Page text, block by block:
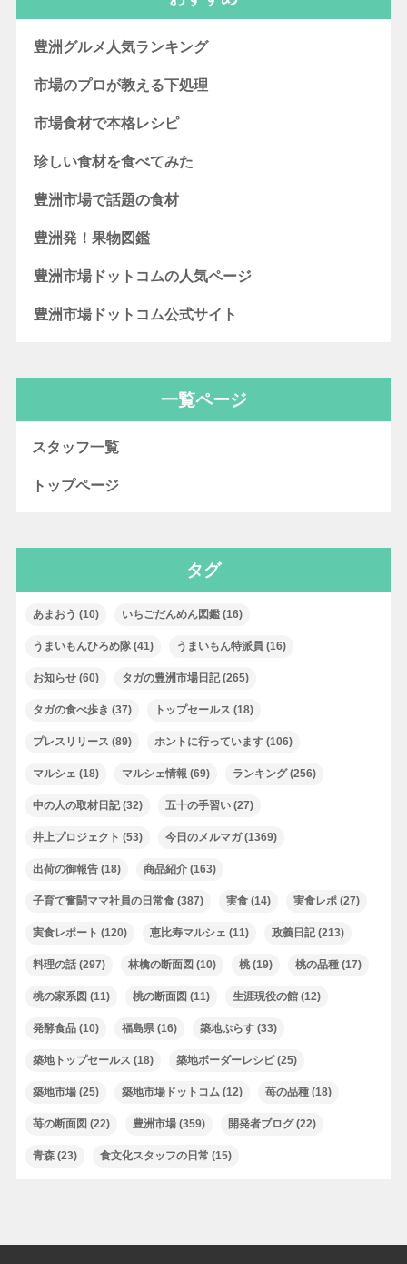
豊洲グルメ人気ランキング
市場のプロが教える下処理
市場食材で本格レシピ
珍しい食材を食べてみた
豊洲市場で話題の食材
豊洲発！果物図鑑
豊洲市場ドットコムの人気ページ
豊洲市場ドットコム公式サイト
一覧ページ
スタッフ一覧
トップページ
タグ
あまおう (10) いちごだんめん図鑑(16)
うまいもんひろめ隊(41) うまいもん特派員 (16)
お知らせ(60) タガの豊洲市場日記(265)
タガの食べ歩き (37) トップセールス (18)
プレスリリース (89) ホントに行っています(106)
マルシェ (18) マルシェ情報 (69) ランキング(256)
中の人の取材日記(32) 五十の手習い(27)
井上プロジェクト (53) 今日のメルマガ(1369)
出荷の御報告(18) 商品紹介(163)
子育て奮闘ママ社員の日常食(387) 実食(14) 実食レポ(27)
実食レポート (120) 恵比寿マルシェ (11) 政義日記(213)
料理の話(297) 林檎の断面図 (10) 桃(19) 桃の品種(17)
桃の家系図 (11) 桃の断面図 (11) 生涯現役の館(12)
発酵食品(10) 福島県(16) 築地ぷらす(33)
築地トップセールス (18) 築地ボーダーレシピ(25)
築地市場(25) 築地市場ドットコム(12) 苺の品種(18)
苺の断面図 (22) 豊洲市場(359) 開発者ブログ(22)
青森(23) 食文化スタッフの日常 (15)